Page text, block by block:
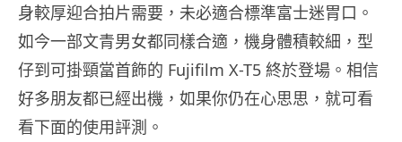
身較厚迎合拍片需要，未必適合標準富士迷胃口。
如今一部文青男女都同樣合適，機身體積較細，型
仔到可掛頸當首飾的 Fujifilm X-T5 終於登場。相信
好多朋友都已經出機，如果你仍在心思思，就可看
看下面的使用評測。